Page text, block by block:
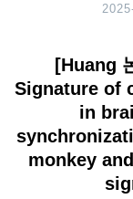
[Huang
Signature of
in
monkey